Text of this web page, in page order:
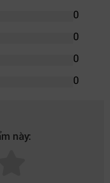
0
0
0
0
này: